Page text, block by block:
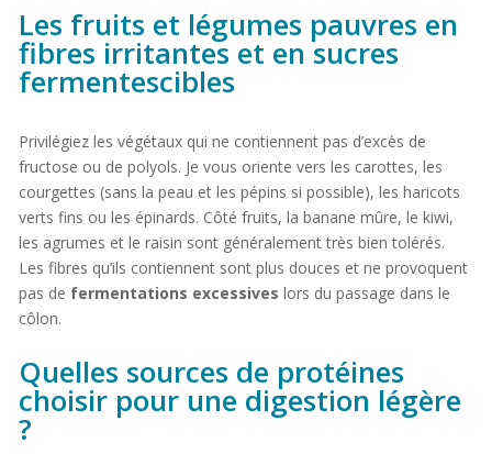
Les fruits et légumes pauvres en
fibres irritantes et en sucres
fermentescibles
Privilégiez les végétaux qui ne contiennent pas d’excès de
fructose ou de polyols. Je vous oriente vers les carottes, les
courgettes (sans la peau et les pépins si possible), les haricots
verts fins ou les épinards. Côté fruits, la banane mûre, le kiwi,
les agrumes et le raisin sont généralement très bien tolérés.
Les fibres qu’ils contiennent sont plus douces et ne provoquent
pas de fermentations excessives lors du passage dans le
côlon.
Quelles sources de protéines
choisir pour une digestion légère
?